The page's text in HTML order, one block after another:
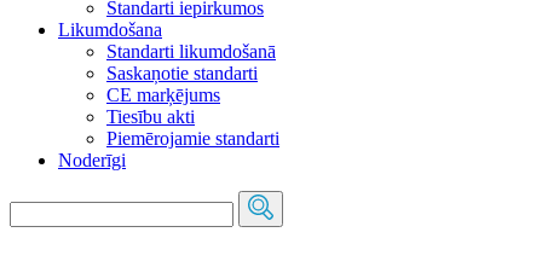
Standarti iepirkumos
Likumdošana
Standarti likumdošanā
Saskaņotie standarti
CE marķējums
Tiesību akti
Piemērojamie standarti
Noderīgi